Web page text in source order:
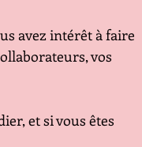
avez intérêt à faire
vos
et si vous êtes